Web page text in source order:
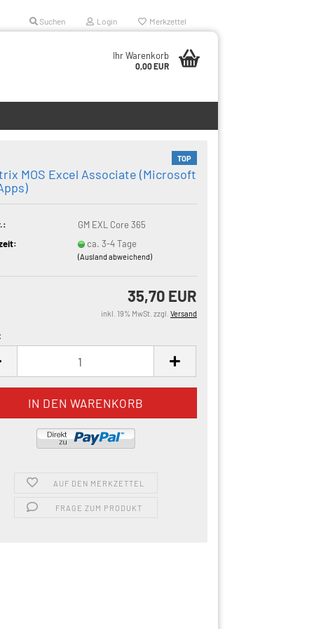
Suchen Login Merkzettel
Ihr Warenkorb
0,00 EUR
TOP
MOS Excel Associate (Microsoft
GM EXL Core 365
ca. 3-4 Tage
(Ausland abweichend)
35,70 EUR
inkl. 19% MwSt. zzgl. Versand
AUF DEN MERKZETTEL
FRAGE ZUM PRODUKT